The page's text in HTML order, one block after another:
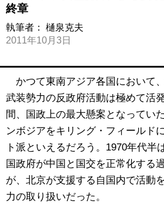
終章
執筆者： 樋泉克夫
2011年10月3日
かつて東南アジア各国において
武装勢力の反政府活動は極めて活
間、国政上の最大懸案となってい
ンボジアをキリング・フィールド
ト派といえるだろう。1970年代半
国政府が中国と国交を正常化する
が、北京が支援する自国内で活動
力の取り扱いだった。